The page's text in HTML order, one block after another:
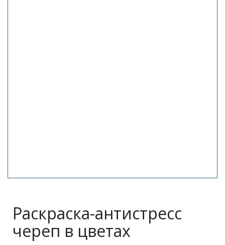
Раскраска-антистресс
череп в цветах